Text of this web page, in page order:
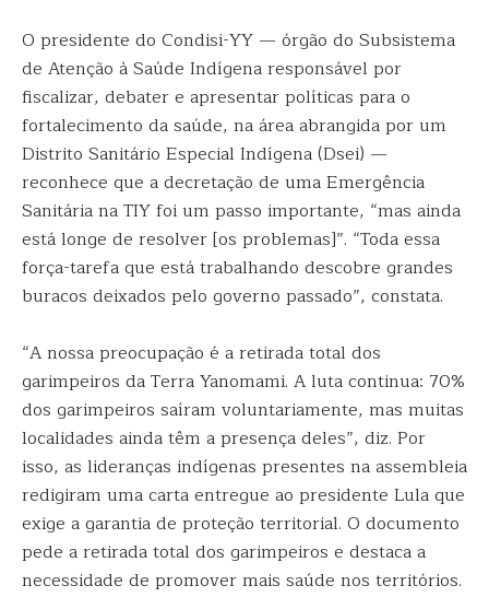
O presidente do Condisi-YY — órgão do Subsistema
de Atenção à Saúde Indígena responsável por
fiscalizar, debater e apresentar políticas para o
fortalecimento da saúde, na área abrangida por um
Distrito Sanitário Especial Indígena (Dsei) —
reconhece que a decretação de uma Emergência
Sanitária na TIY foi um passo importante, “mas ainda
está longe de resolver [os problemas]”. “Toda essa
força-tarefa que está trabalhando descobre grandes
buracos deixados pelo governo passado”, constata.
“A nossa preocupação é a retirada total dos
garimpeiros da Terra Yanomami. A luta continua: 70%
dos garimpeiros saíram voluntariamente, mas muitas
localidades ainda têm a presença deles”, diz. Por
isso, as lideranças indígenas presentes na assembleia
redigiram uma carta entregue ao presidente Lula que
exige a garantia de proteção territorial. O documento
pede a retirada total dos garimpeiros e destaca a
necessidade de promover mais saúde nos territórios.